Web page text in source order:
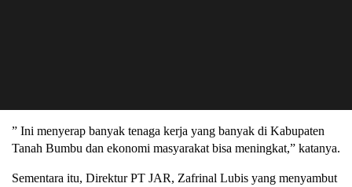
” Ini menyerap banyak tenaga kerja yang banyak di Kabupaten
Tanah Bumbu dan ekonomi masyarakat bisa meningkat,” katanya.
Sementara itu, Direktur PT JAR, Zafrinal Lubis yang menyambut